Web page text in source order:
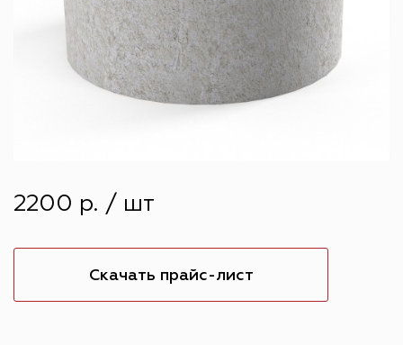
2200 р. / шт
Скачать прайс-лист